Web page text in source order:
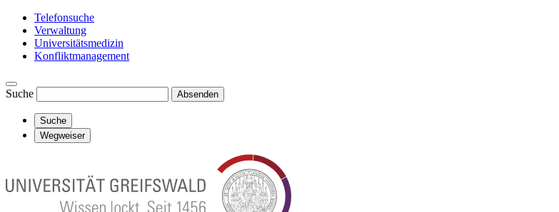
Telefonsuche
Verwaltung
Universitätsmedizin
Konfliktmanagement
Suche Absenden
Suche
Wegweiser